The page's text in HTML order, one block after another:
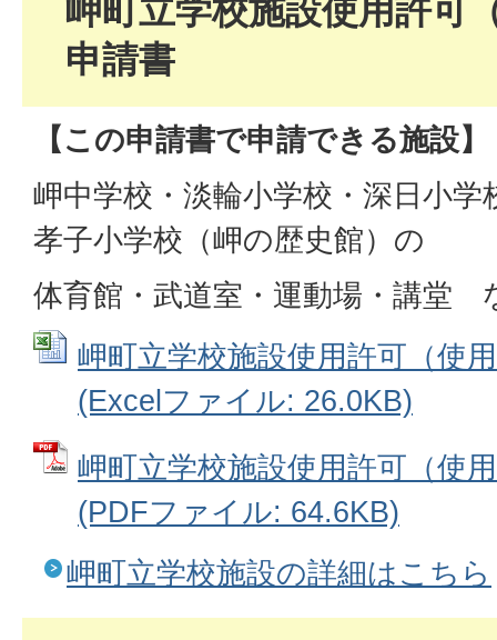
岬町立学校施設使用許可
申請書
【この申請書で申請できる施設】
岬中学校・淡輪小学校・深日小学
孝子小学校（岬の歴史館）の
体育館・武道室・運動場・講堂
岬町立学校施設使用許可（使
(Excelファイル: 26.0KB)
岬町立学校施設使用許可（使
(PDFファイル: 64.6KB)
岬町立学校施設の詳細はこちら